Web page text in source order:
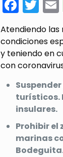
Atendiendo las
condiciones
y teniendo en
con
turísticos.
insulares.
Prohibir el
marinas